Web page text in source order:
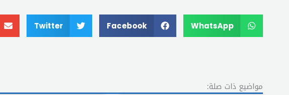
WhatsApp
Facebook
Twitter
مواضيع ذات صلة: